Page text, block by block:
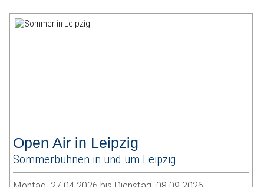
Open Air in Leipzig
Sommerbühnen in und um Leipzig